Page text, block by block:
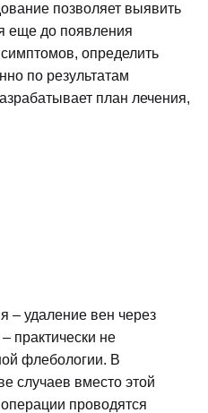
позволяет выявить
еще до появления
определить
по результатам
план лечения,
– удаление вен через
практически не
флебологии. В
случаев вместо этой
проводятся